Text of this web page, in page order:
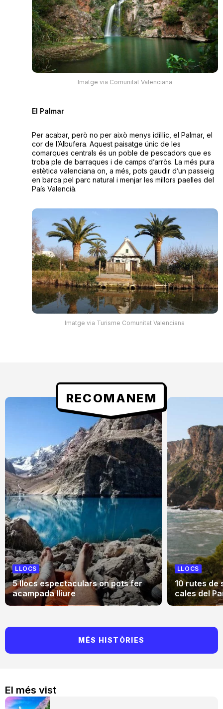
Imatge via Comunitat Valenciana
El Palmar
Per acabar, però no per això menys idíl·lic, el Palmar, el
cor de l’Albufera. Aquest paisatge únic de les
comarques centrals és un poble de pescadors que es
troba ple de barraques i de camps d’arròs. La més pura
estètica valenciana on, a més, pots gaudir d’un passeig
en barca pel parc natural i menjar les millors paelles del
País Valencià.
Imatge via Turisme Comunitat Valenciana
El més vist
RECOMANEM
LLOCS
5 llocs espectaculars on pots fer
acampada lliure
LLOCS
10 rutes de
cales del
MÉS HISTÒRIES